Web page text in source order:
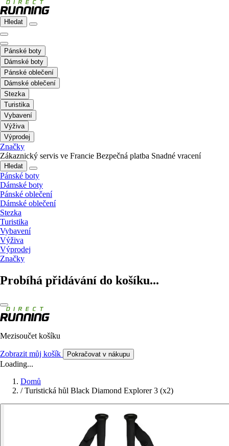
Hledat
Pánské boty
Dámské boty
Pánské oblečení
Dámské oblečení
Stezka
Turistika
Vybavení
Výživa
Výprodej
Značky
Zákaznický servis ve Francie Bezpečná platba Snadné vracení
Hledat
Pánské boty
Dámské boty
Pánské oblečení
Dámské oblečení
Stezka
Turistika
Vybavení
Výživa
Výprodej
Značky
Probíhá přidávání do košíku...
Mezisoučet košíku
Zobrazit můj košík Pokračovat v nákupu
Loading...
Domů
/ Turistická hůl Black Diamond Explorer 3 (x2)